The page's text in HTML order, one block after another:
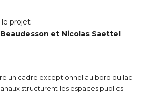
projet
et Nicolas Saettel
un cadre exceptionnel au bord du lac
structurent les espaces publics.